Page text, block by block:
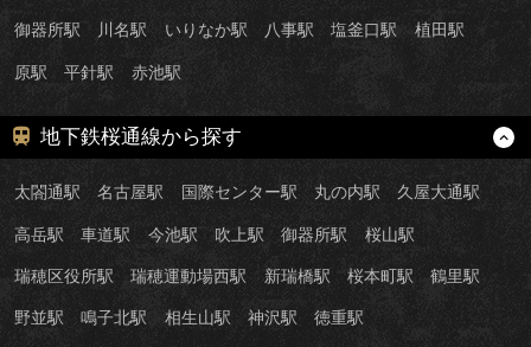
御器所駅 川名駅 いりなか駅 八事駅 塩釜口駅 植田駅
原駅 平針駅 赤池駅
地下鉄桜通線から探す
太閤通駅 名古屋駅 国際センター駅 丸の内駅 久屋大通駅
高岳駅 車道駅 今池駅 吹上駅 御器所駅 桜山駅
瑞穂区役所駅 瑞穂運動場西駅 新瑞橋駅 桜本町駅 鶴里駅
野並駅 鳴子北駅 相生山駅 神沢駅 徳重駅